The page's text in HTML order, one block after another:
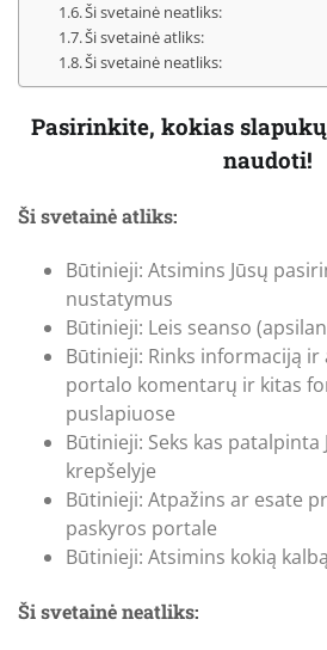
Ši svetainė neatliks:
Ši svetainė atliks:
Ši svetainė neatliks:
Pasirinkite, kokias
naudoti!
Ši svetainė atliks:
Būtinieji: Atsimins Jūsų
nustatymus
Būtinieji: Leis seanso
Būtinieji: Rinks informaciją
portalo komentarų ir kitas
puslapiuose
Būtinieji: Seks kas patalpinta
krepšelyje
Būtinieji: Atpažins ar esate
paskyros portale
Būtinieji: Atsimins kokią
Ši svetainė neatliks: